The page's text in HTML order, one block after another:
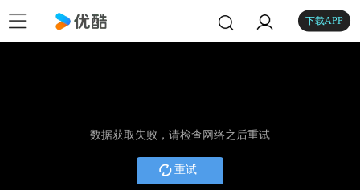
下载APP
数据获取失败，请检查网络之后重试
重试